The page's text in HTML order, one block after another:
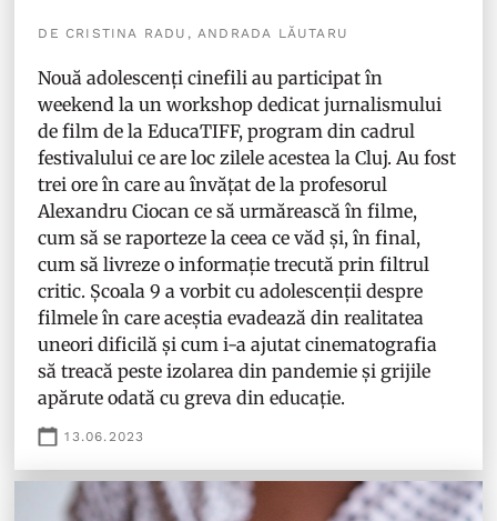
DE CRISTINA RADU, ANDRADA LĂUTARU
Nouă adolescenți cinefili au participat în
weekend la un workshop dedicat jurnalismului
de film de la EducaTIFF, program din cadrul
festivalului ce are loc zilele acestea la Cluj. Au fost
trei ore în care au învățat de la profesorul
Alexandru Ciocan ce să urmărească în filme,
cum să se raporteze la ceea ce văd și, în final,
cum să livreze o informație trecută prin filtrul
critic. Școala 9 a vorbit cu adolescenții despre
filmele în care aceștia evadează din realitatea
uneori dificilă și cum i-a ajutat cinematografia
să treacă peste izolarea din pandemie și grijile
apărute odată cu greva din educație.
13.06.2023